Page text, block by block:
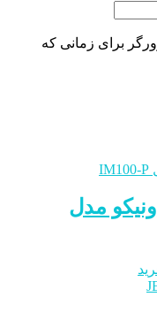
برای زمانی که
مدل